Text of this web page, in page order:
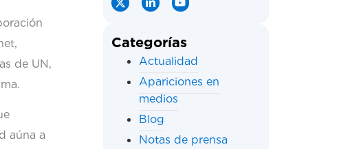
de UN,
aúna a
Categorías
Actualidad
Apariciones en
medios
Blog
Notas de prensa